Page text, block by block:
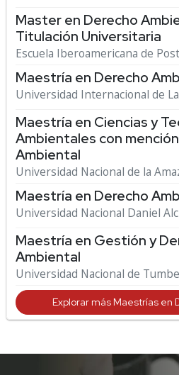
Master en Derecho
Titulación Universitaria
Escuela Iberoamericana de
Maestría en Derecho
Universidad Internacional de
Maestría en Ciencias y
Ambientales con
Ambiental
Universidad Nacional de la
Maestría en Derecho
Universidad Nacional Daniel
Maestría en Gestión y
Ambiental
Universidad Nacional de
Explorar más Maestrías en